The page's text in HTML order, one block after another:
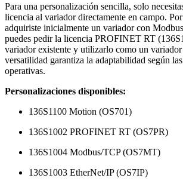
Para una personalización sencilla, solo
licencia al variador directamente en campo.
adquiriste inicialmente un variador con
puedes pedir la licencia PROFINET RT
variador existente y utilizarlo como un
versatilidad garantiza la adaptabilidad según
operativas.
Personalizaciones disponibles:
136S1100 Motion (OS701)
136S1002 PROFINET RT (OS7PR)
136S1004 Modbus/TCP (OS7MT)
136S1003 EtherNet/IP (OS7IP)